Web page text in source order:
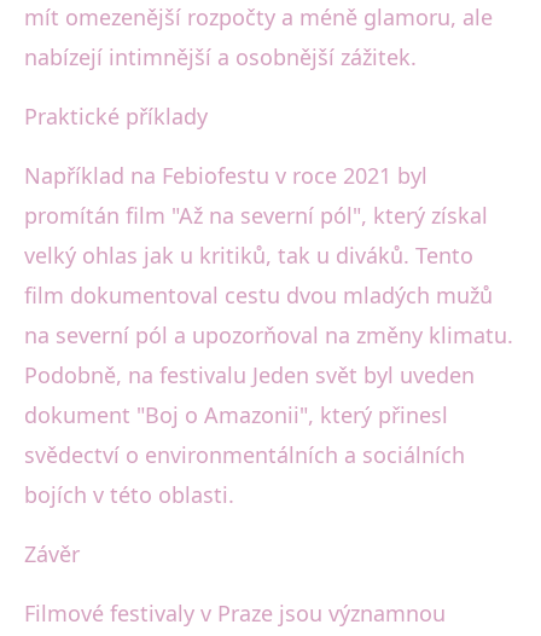
mít omezenější rozpočty a méně glamoru, ale
nabízejí intimnější a osobnější zážitek.
Praktické příklady
Například na Febiofestu v roce 2021 byl
promítán film "Až na severní pól", který získal
velký ohlas jak u kritiků, tak u diváků. Tento
film dokumentoval cestu dvou mladých mužů
na severní pól a upozorňoval na změny klimatu.
Podobně, na festivalu Jeden svět byl uveden
dokument "Boj o Amazonii", který přinesl
svědectví o environmentálních a sociálních
bojích v této oblasti.
Závěr
Filmové festivaly v Praze jsou významnou